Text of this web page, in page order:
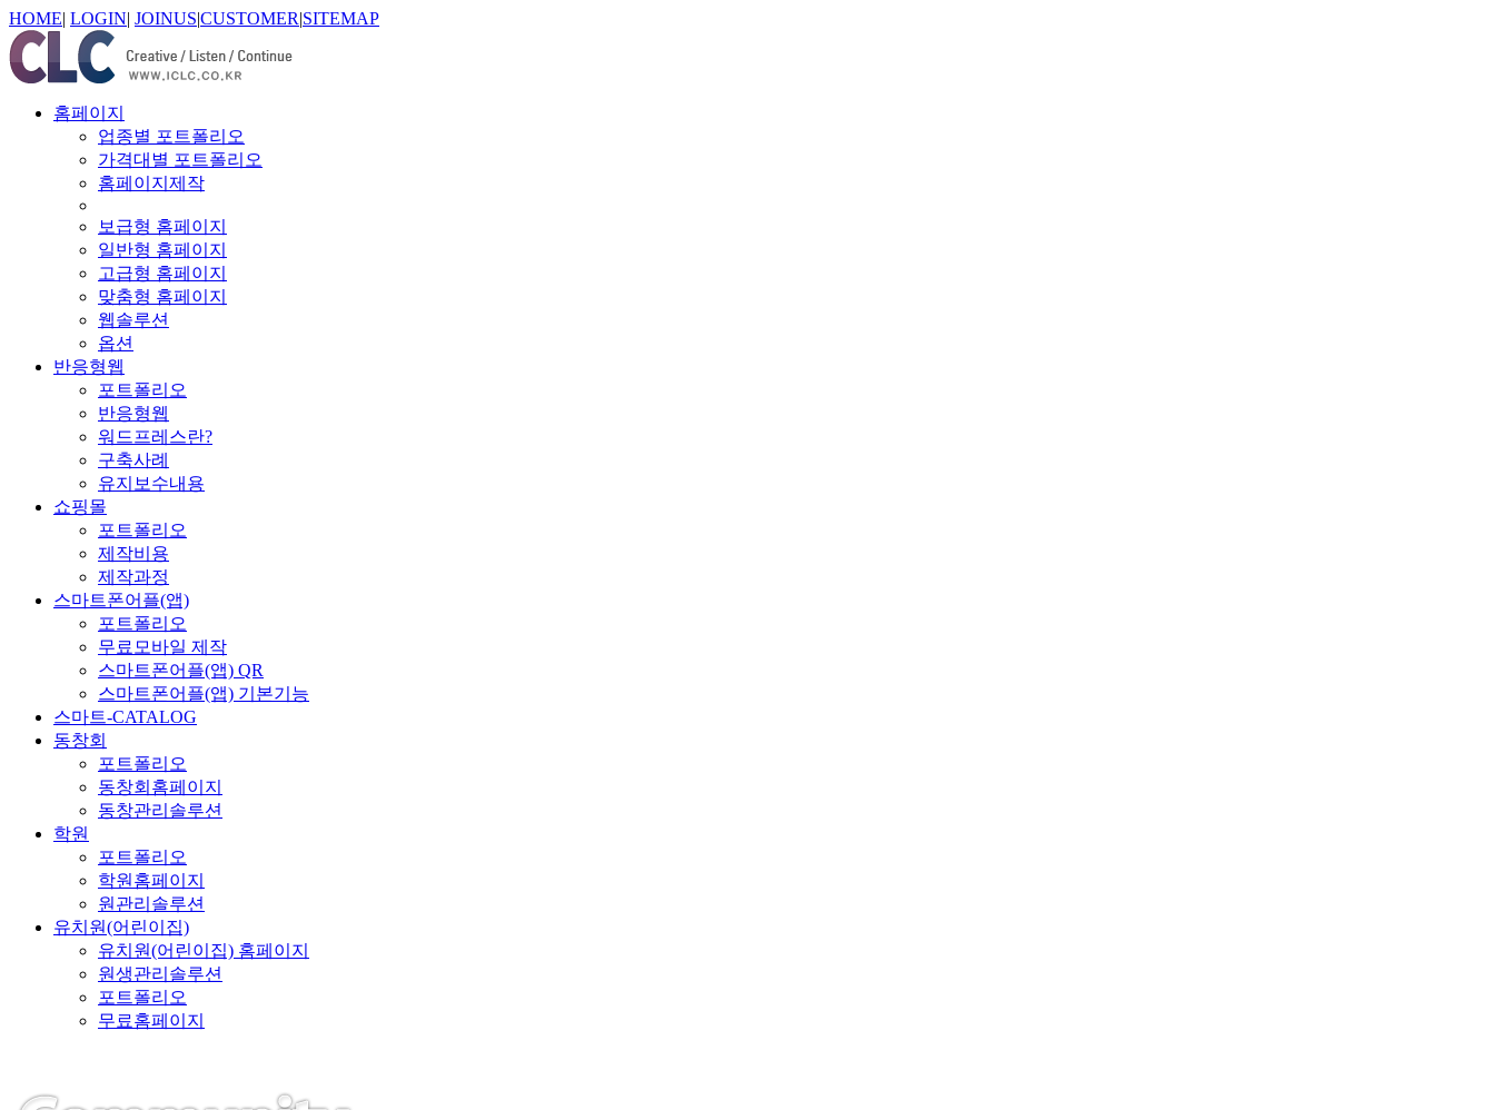
HOME| LOGIN| JOINUS|CUSTOMER|SITEMAP
홈페이지
업종별 포트폴리오
가격대별 포트폴리오
홈페이지제작
보급형 홈페이지
일반형 홈페이지
고급형 홈페이지
맞춤형 홈페이지
웹솔루션
옵션
반응형웹
포트폴리오
반응형웹
워드프레스란?
구축사례
유지보수내용
쇼핑몰
포트폴리오
제작비용
제작과정
스마트폰어플(앱)
포트폴리오
무료모바일 제작
스마트폰어플(앱) QR
스마트폰어플(앱) 기본기능
스마트-CATALOG
동창회
포트폴리오
동창회홈페이지
동창관리솔루션
학원
포트폴리오
학원홈페이지
원관리솔루션
유치원(어린이집)
유치원(어린이집) 홈페이지
원생관리솔루션
포트폴리오
무료홈페이지